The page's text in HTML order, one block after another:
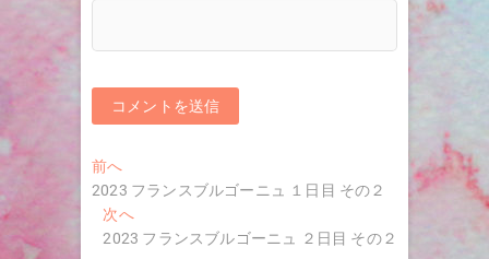
投
稿
ナ
前へ
去
の
投
2023 フランスブルゴーニュ １日目 その２
次へ次
の
2023 フランスブルゴーニュ ２日目 その２